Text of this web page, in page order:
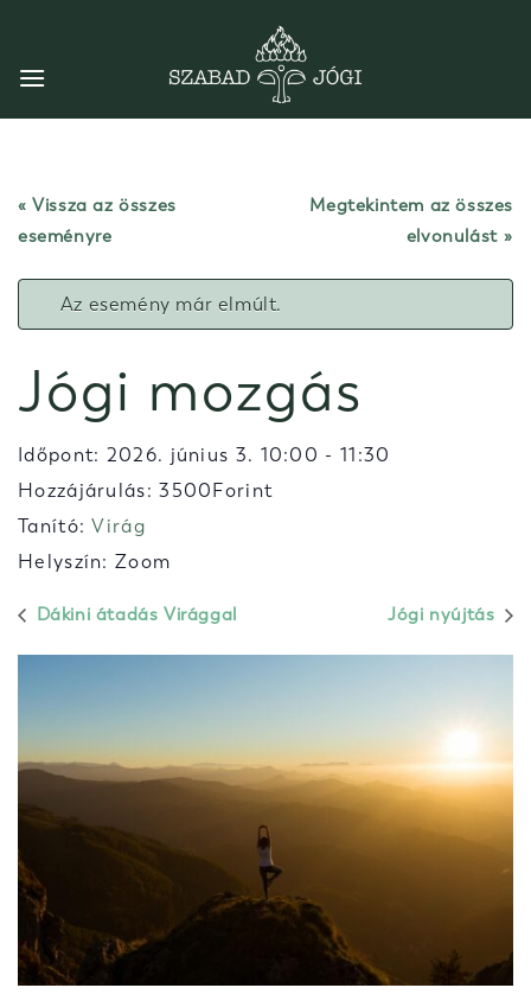
content
« Vissza az összes
eseményre
Megtekintem az összes
elvonulást
Az esemény már elmúlt.
Jógi mozgás
Időpont: 2026. június 3. 10:00 - 11:30
Hozzájárulás: 3500Forint
Tanító:Virág
Helyszín: Zoom
Dákini átadás Virággal Jógi nyújtás